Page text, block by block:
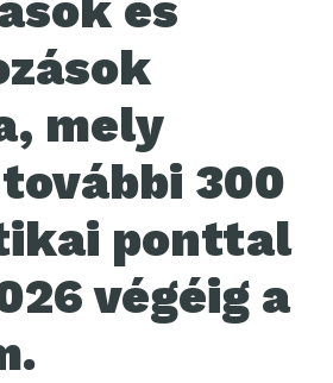
mely
300
ponttal
végéig a